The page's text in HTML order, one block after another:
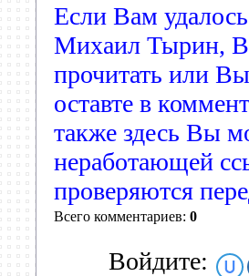
Если Вам
Михаил Тырин,
прочитать или
оставте в
также здесь Вы
неработающей
проверяются
Всего комментариев: 0
Войдите: